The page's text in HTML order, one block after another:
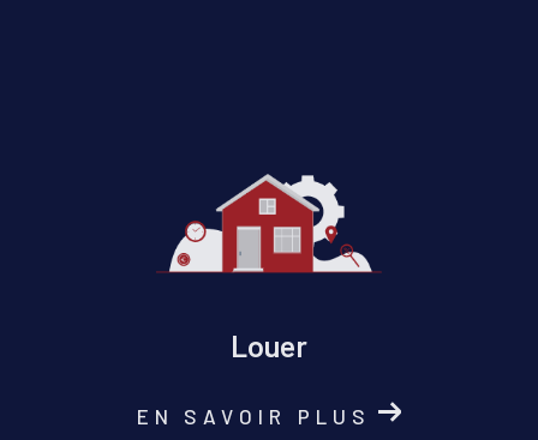
Louer
EN SAVOIR PLUS